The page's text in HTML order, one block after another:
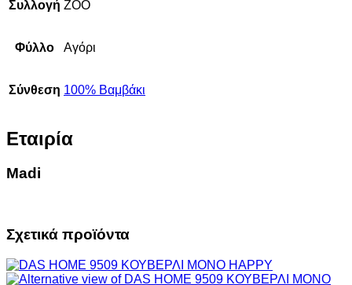
Συλλογή ZOO
Φύλλο Αγόρι
Σύνθεση 100% Βαμβάκι
Εταιρία
Madi
Σχετικά προϊόντα